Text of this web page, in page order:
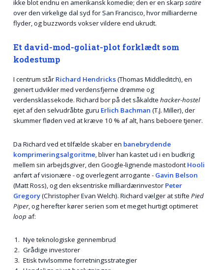
ikke blot endnu en amerikansk komedie; den er en skarp satire
over den virkelige dal syd for San Francisco, hvor milliarderne
flyder, og buzzwords vokser vildere end ukrudt.
Et david-mod-goliat-plot forklædt som
kodestump
I centrum står Richard Hendricks(Thomas Middleditch), en
genert udvikler med verdensfjerne drømme og
verdensklassekode. Richard bor på det såkaldte hacker-hostel
ejet af den selvudråbte guru Erlich Bachman (T.J. Miller), der
skummer fløden ved at kræve 10 % af alt, hans beboere tjener.
Da Richard ved et tilfælde skaber en banebrydende
komprimeringsalgoritme, bliver han kastet ud i en budkrig
mellem sin arbejdsgiver, den Google-lignende mastodont Hooli
anført af visionære - og overlegent arrogante - Gavin Belson
(Matt Ross), og den eksentriske milliardærinvestor Peter
Gregory(Christopher Evan Welch). Richard vælger at stifte Pied
Piper, og herefter kører serien som et meget hurtigt optimeret
loop af:
Nye teknologiske gennembrud
Grådige investorer
Etisk tvivlsomme forretningsstrategier